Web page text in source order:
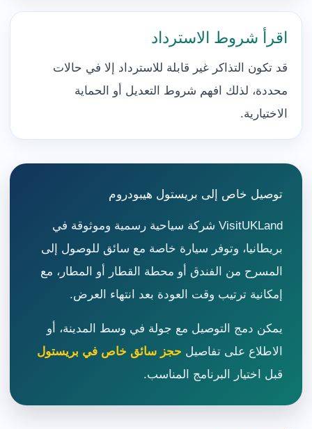
اقرأ شروط الاسترداد
قد تكون التذاكر غير قابلة للاسترداد إلا في حالات
محددة، لذلك افهم شروط التعديل أو الحماية
الاختيارية.
توصيل خاص إلى بريستول هيبودروم
VisitUKLand شركة سياحية رسمية وموثوقة في
بريطانيا، وتوفر سيارة خاصة مع سائق للوصول إلى
المسرح من الفندق أو محطة القطار أو المطار، مع
إمكانية ترتيب وقت العودة بعد انتهاء العرض.
يمكن دمج التوصيل مع جولة في وسط المدينة، أو
الاطلاع على تفاصيل حجز سائق خاص في بريستول
قبل اختيار البرنامج المناسب.